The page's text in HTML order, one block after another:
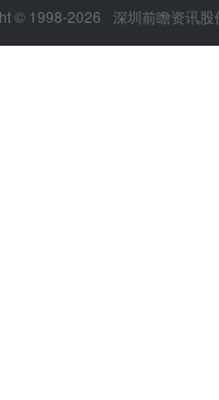
© 1998-2026 深圳前瞻资讯股